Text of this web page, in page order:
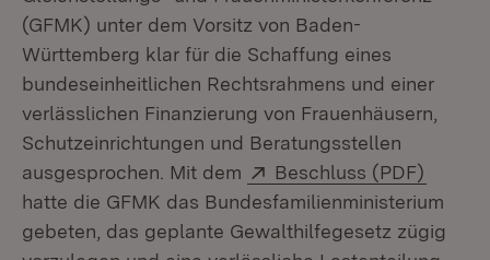
(GFMK) unter dem Vorsitz von Baden-
Württemberg klar für die Schaffung eines
bundeseinheitlichen Rechtsrahmens und einer
verlässlichen Finanzierung von Frauenhäusern,
Schutzeinrichtungen und Beratungsstellen
ausgesprochen. Mit dem
Extern:
Beschluss (PDF)
hatte die GFMK das Bundesfamilienministerium
gebeten, das geplante Gewalthilfegesetz zügig